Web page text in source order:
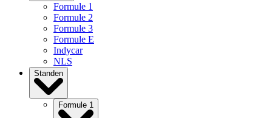
Formule 1
Formule 2
Formule 3
Formule E
Indycar
NLS
Standen
Formule 1